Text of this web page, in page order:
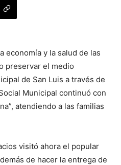
economía y la salud de las
preservar el medio
de San Luis a través de
Municipal continuó con
atendiendo a las familias
visitó ahora el popular
de hacer la entrega de